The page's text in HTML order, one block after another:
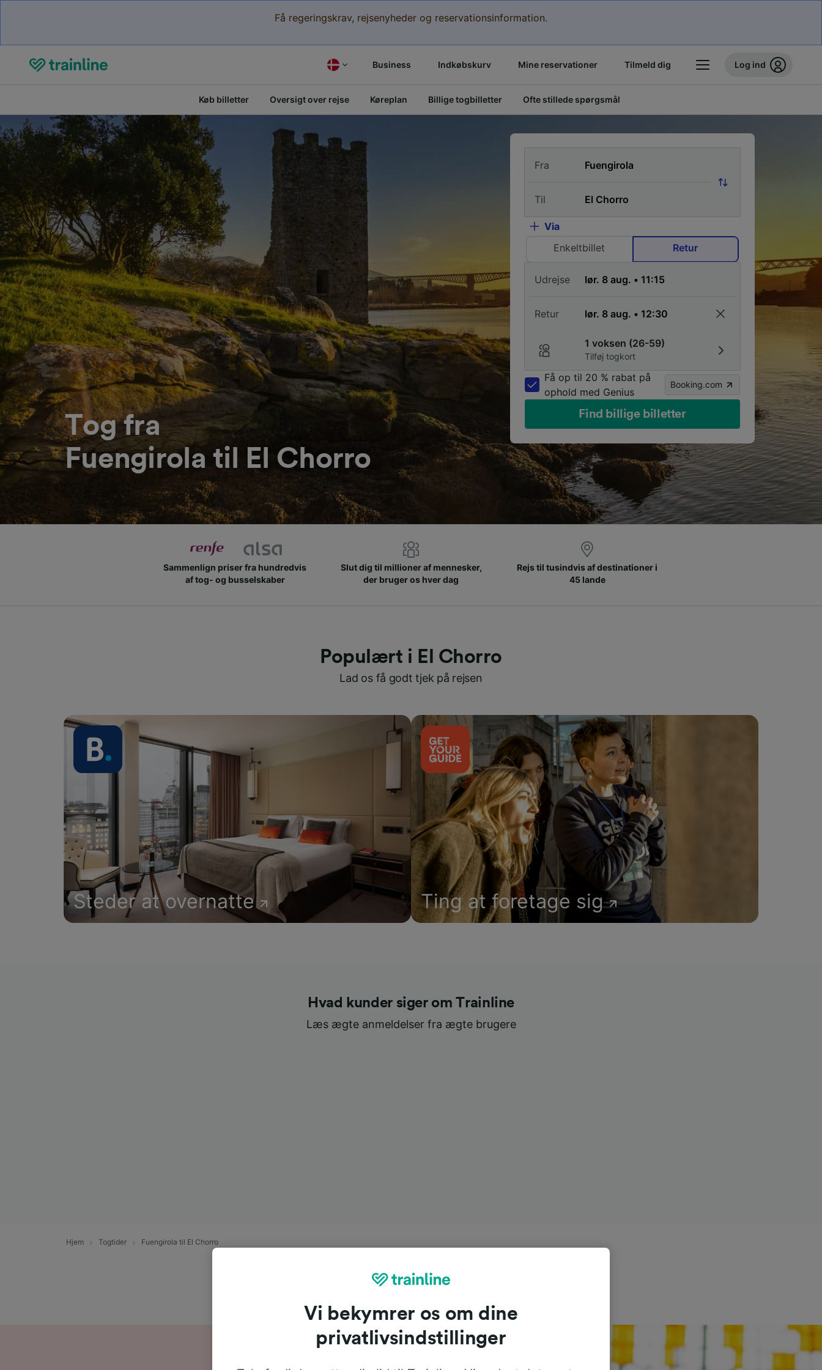
Få regeringskrav, rejsenyheder og reservationsinformation.
Business Indkøbskurv Mine reservationer Tilmeld dig Log ind
Køb billetter Oversigt over rejse Køreplan Billige togbilletter Ofte stillede spørgsmål
Tog fra
Fuengirola til El Chorro
Fra
Til
Via
Enkeltbillet
Retur
Udrejse
Retur
1 voksen (26-59)
Tilføj togkort
Få op til 20 % rabat på
ophold med Genius
Booking.com
Find billige billetter
Sammenlign priser fra hundredvis
af tog- og busselskaber
Slut dig til millioner af mennesker,
der bruger os hver dag
Rejs til tusindvis af destinationer i
45 lande
Populært i El Chorro
Lad os få godt tjek på rejsen
Steder at overnatte Ting at foretage sig
Hvad kunder siger om Trainline
Læs ægte anmeldelser fra ægte brugere
Hjem Togtider Fuengirola til El Chorro
Vi bekymrer os om dine
privatlivsindstillinger